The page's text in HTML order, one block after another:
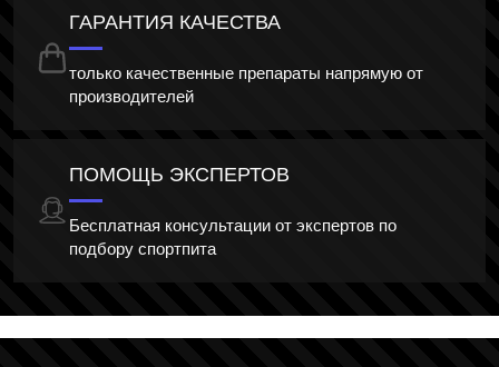
ГАРАНТИЯ КАЧЕСТВА
только качественные препараты напрямую от
производителей
ПОМОЩЬ ЭКСПЕРТОВ
Бесплатная консультации от экспертов по
подбору спортпита